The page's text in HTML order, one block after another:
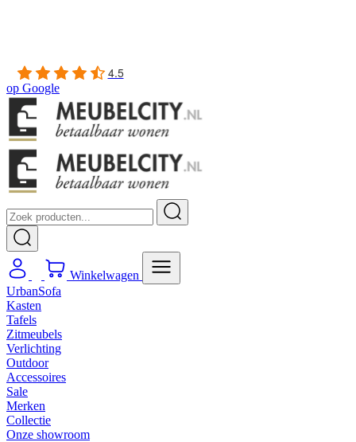
4.5
op Google
Winkelwagen
UrbanSofa
Kasten
Tafels
Zitmeubels
Verlichting
Outdoor
Accessoires
Sale
Merken
Collectie
Onze showroom